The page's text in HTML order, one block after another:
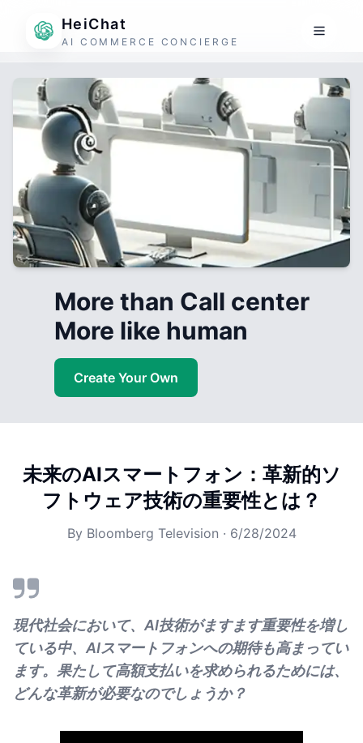
HeiChat
AI COMMERCE CONCIERGE
More than Call center
More like human
Create Your Own
未来のAIスマートフォン：革新的ソ
フトウェア技術の重要性とは？
By Bloomberg Television · 6/28/2024
現代社会において、AI技術がますます重要性を増し
ている中、AIスマートフォンへの期待も高まってい
ます。果たして高額支払いを求められるためには、
どんな革新が必要なのでしょうか？